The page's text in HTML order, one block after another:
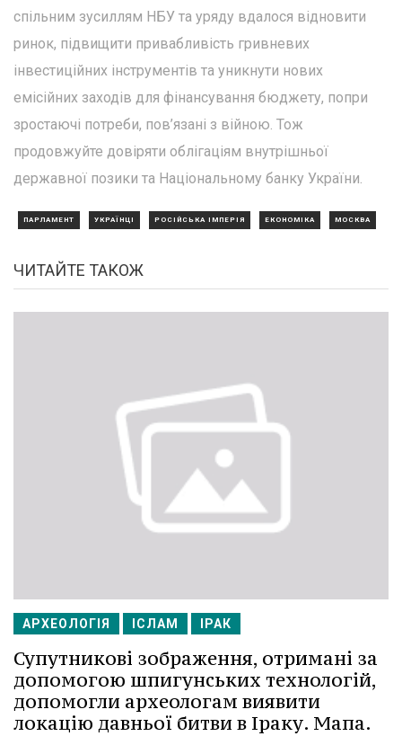
спільним зусиллям НБУ та уряду вдалося відновити
ринок, підвищити привабливість гривневих
інвестиційних інструментів та уникнути нових
емісійних заходів для фінансування бюджету, попри
зростаючі потреби, пов’язані з війною. Тож
продовжуйте довіряти облігаціям внутрішньої
державної позики та Національному банку України.
ПАРЛАМЕНТ УКРАЇНЦІ РОСІЙСЬКА ІМПЕРІЯ ЕКОНОМІКА МОСКВА
ЧИТАЙТЕ ТАКОЖ
АРХЕОЛОГІЯ ІСЛАМ ІРАК
Супутникові зображення, отримані за
допомогою шпигунських технологій,
допомогли археологам виявити
локацію давньої битви в Іраку. Мапа.